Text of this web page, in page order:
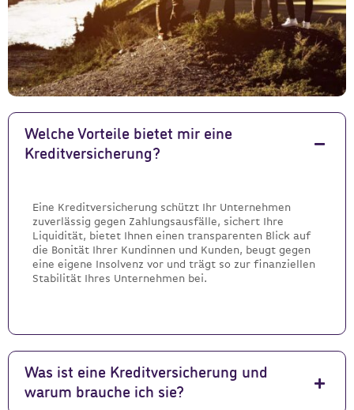
Welche Vorteile bietet mir eine
Kreditversicherung?
Eine Kreditversicherung schützt Ihr Unternehmen
zuverlässig gegen Zahlungsausfälle, sichert Ihre
Liquidität, bietet Ihnen einen transparenten Blick auf
die Bonität Ihrer Kundinnen und Kunden, beugt gegen
eine eigene Insolvenz vor und trägt so zur finanziellen
Stabilität Ihres Unternehmen bei.
Was ist eine Kreditversicherung und
warum brauche ich sie?